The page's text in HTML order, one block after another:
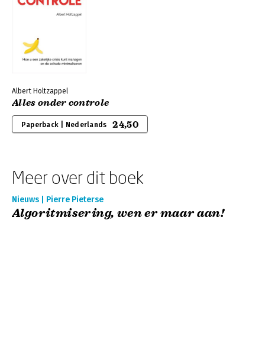
Albert Holtzappel
Alles onder controle
Paperback | Nederlands 24,50
Meer over dit boek
Nieuws | Pierre Pieterse
Algoritmisering, wen er maar aan!